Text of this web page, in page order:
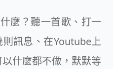
麼？聽一首歌、打一
訊息、在Youtube上
什麼都不做，默默等